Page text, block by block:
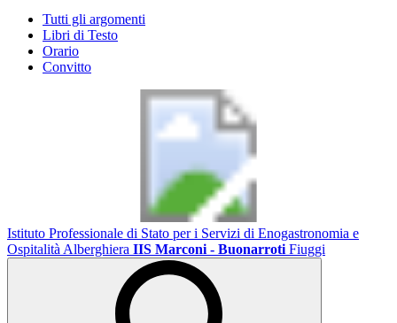
Tutti gli argomenti
Libri di Testo
Orario
Convitto
Istituto Professionale di Stato per i Servizi di Enogastronomia e
Ospitalità Alberghiera IIS Marconi - Buonarroti Fiuggi